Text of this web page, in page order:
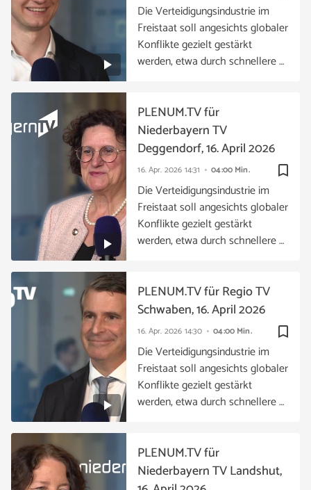
Die Verteidigungsindustrie im
Freistaat soll angesichts globaler
Konflikte gezielt gestärkt
werden, etwa durch schnellere …
bookmark_border
16. Apr. 2026 14:31 04:00 Min.
PLENUM.TV für
Niederbayern TV
Deggendorf, 16. April 2026
Die Verteidigungsindustrie im
Freistaat soll angesichts globaler
Konflikte gezielt gestärkt
werden, etwa durch schnellere …
bookmark_border
16. Apr. 2026 14:30 04:00 Min.
PLENUM.TV für Regio TV
Schwaben, 16. April 2026
Die Verteidigungsindustrie im
Freistaat soll angesichts globaler
Konflikte gezielt gestärkt
werden, etwa durch schnellere …
PLENUM.TV für
Niederbayern TV Landshut,